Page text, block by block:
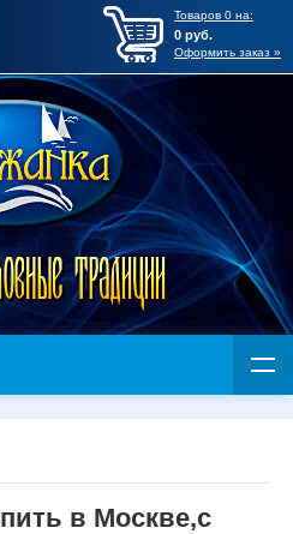
Товаров 0 на:
0 руб.
Оформить заказ »
в Москве,с